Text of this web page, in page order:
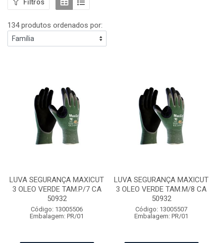
Filtros
134 produtos ordenados por:
LUVA SEGURANÇA MAXICUT
3 OLEO VERDE TAM.P/7 CA
50932
Código: 13005506
Embalagem: PR/01
LUVA SEGURANÇA MAXICUT
3 OLEO VERDE TAM.M/8 CA
50932
Código: 13005507
Embalagem: PR/01